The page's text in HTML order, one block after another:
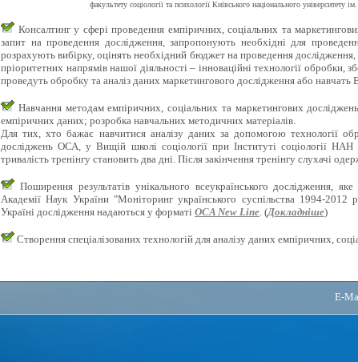
факультету соціології та психології Київського національного університету
Консалтинг у сфері проведення емпіричних, соціальних та
запит на проведення дослідження, запропонують необхідні для
розрахують вибірку, оцінять необхідний бюджет на проведення дослідження,
пріоритетних напрямів нашої діяльності – інноваційні технології обробки,
проведуть обробку та аналіз даних маркетингового дослідження або навчать
Навчання методам емпіричних, соціальних та маркетингових
емпіричних даних; розробка навчальних методичних матеріалів.
Для тих, хто бажає навчитися аналізу даних за допомогою технології
досліджень ОСА, у Вищій школі соціології при Інституті соціології
тривалість тренінгу становить два дні. Після закінчення тренінгу слухачі
Поширення результатів унікального всеукраїнського дослідження,
Академії Наук України "Моніторинг українського суспільства 1994-2012
Україні дослідження надаються у форматі OCA New Line. (Докладніше)
Створення спеціалізованих технологій для аналізу даних емпіричних,
E-